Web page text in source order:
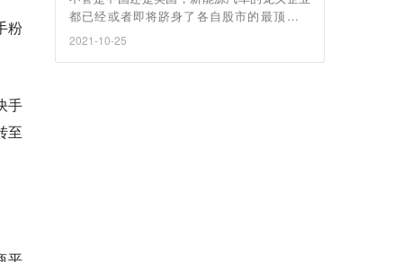
粉
手
至
都已经或者即将跻身了各自股市的最顶级行
列，这是新能源行业的胜利，也是继互联网、
2021-10-25